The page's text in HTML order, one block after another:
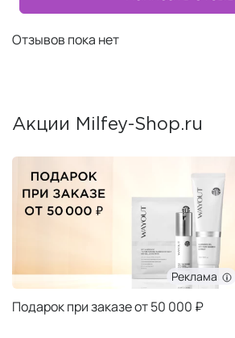
Отзывов пока нет
Акции Milfey-Shop.ru
Реклама
Подарок при заказе от 50 000 ₽